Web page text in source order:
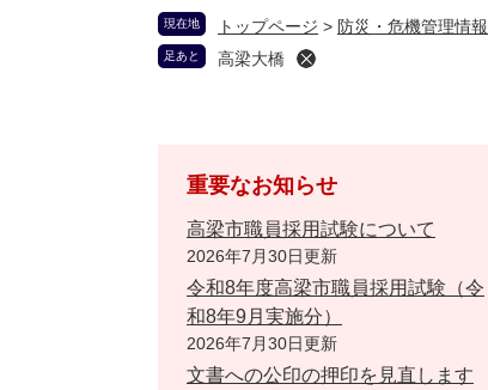
現在地 トップページ > 防災・危機管理情報
足あと 高梁大橋
重要なお知らせ
高梁市職員採用試験について
2026年7月30日更新
令和8年度高梁市職員採用試験（令
和8年9月実施分）
2026年7月30日更新
文書への公印の押印を見直します